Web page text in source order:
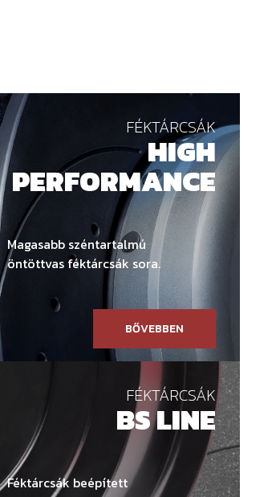
FÉKTÁRCSÁK
HIGH
PERFORMANCE
Magasabb széntartalmú
öntöttvas féktárcsák sora.
BŐVEBBEN
FÉKTÁRCSÁK
BS LINE
Féktárcsák beépített